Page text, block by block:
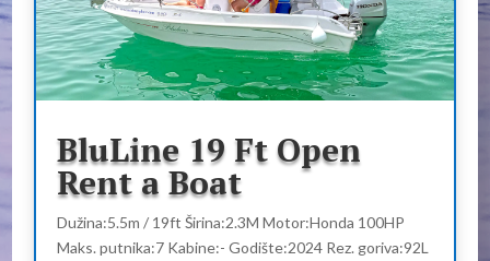
BluLine 19 Ft Open
Rent a Boat
Dužina:5.5m / 19ft Širina:2.3M Motor:Honda 100HP
Maks. putnika:7 Kabine:- Godište:2024 Rez. goriva:92L